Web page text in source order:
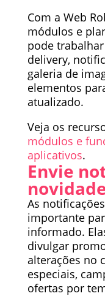
Com a Web
módulos e
pode
delivery,
galeria de
elementos
atualizado.
Veja os
módulos e
aplicativos.
Envie
As
importante
informado.
divulgar
alterações no
especiais,
ofertas por